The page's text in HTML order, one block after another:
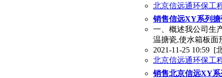
北京信远通环保工
销售信远XY系列
一、概述我公司生
温搪瓷,使水箱板面
2021-11-25 10:59 [
北京信远通环保工
销售北京信远XY